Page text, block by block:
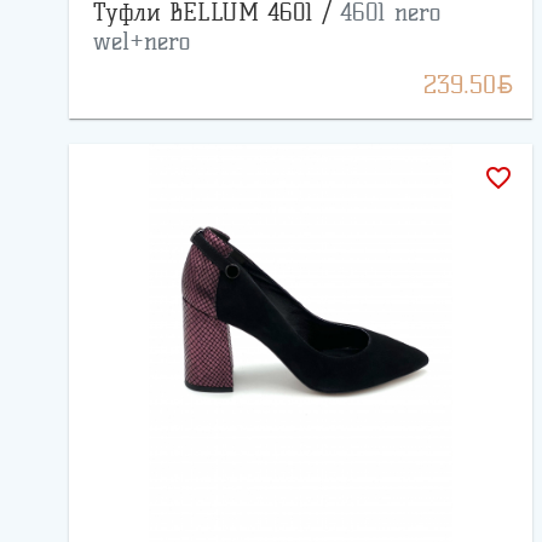
Туфли BELLUM 4601 / 4601 nero
wel+nero
239.50BYN
favorite_border